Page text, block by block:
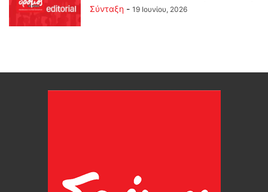
Σύνταξη - 19 Ιουνίου, 2026